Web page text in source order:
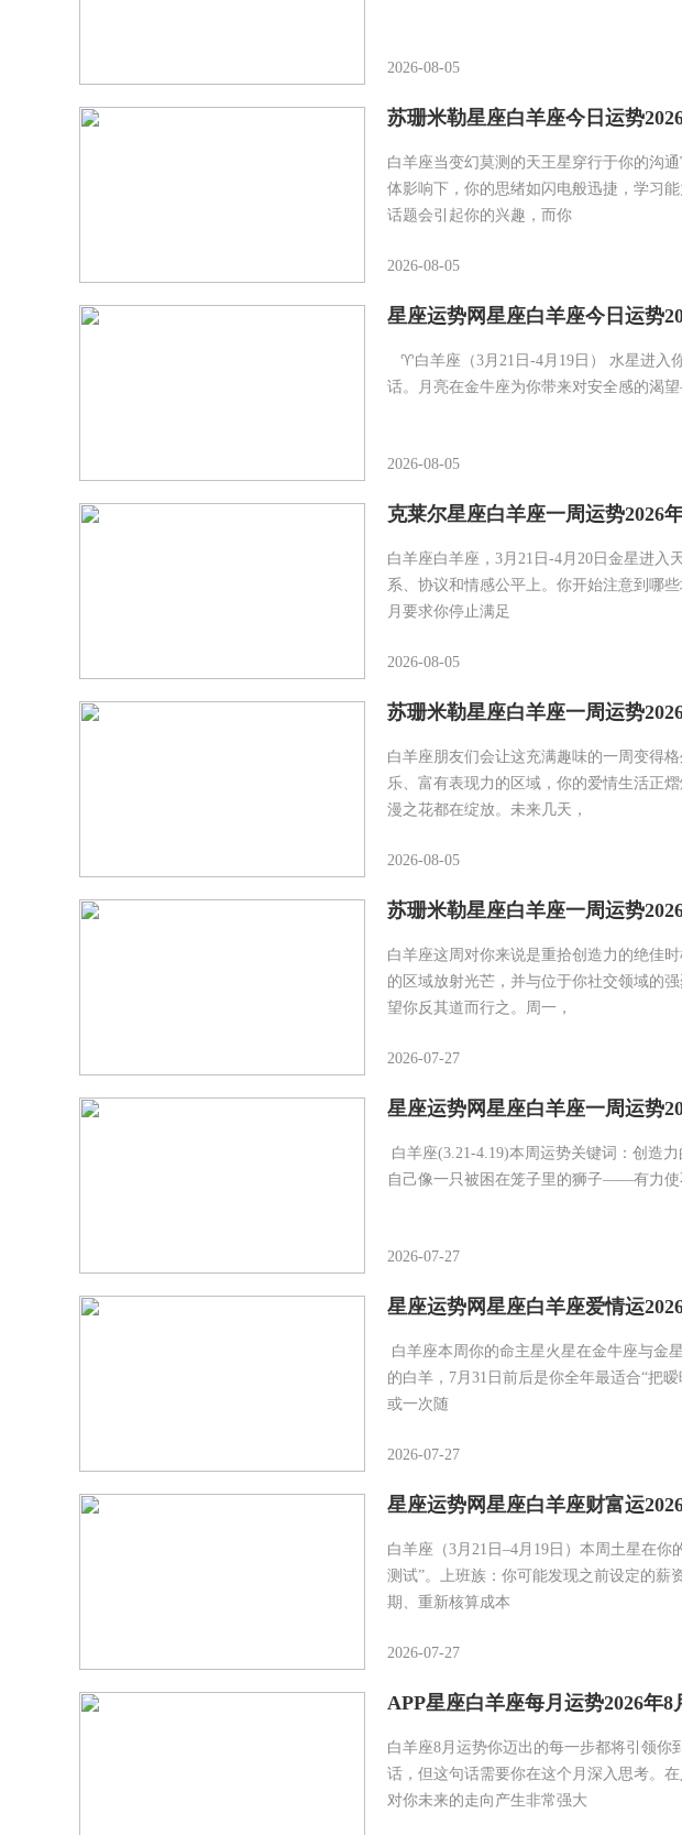
2026-08-05
苏珊米勒星座白羊座今日运势
白羊座当变幻莫测的天王星穿行于你的沟
体影响下，你的思绪如闪电般迅捷，学习
话题会引起你的兴趣，而你
2026-08-05
星座运势网星座白羊座今日运势
♈白羊座（3月21日-4月19日） 水星进入
话。月亮在金牛座为你带来对安全感的渴
2026-08-05
克莱尔星座白羊座一周运势2026
白羊座白羊座，3月21日-4月20日金星进入
系、协议和情感公平上。你开始注意到哪
月要求你停止满足
2026-08-05
苏珊米勒星座白羊座一周运势
白羊座朋友们会让这充满趣味的一周变得
乐、富有表现力的区域，你的爱情生活正
漫之花都在绽放。未来几天，
2026-08-05
苏珊米勒星座白羊座一周运势
白羊座这周对你来说是重拾创造力的绝佳
的区域放射光芒，并与位于你社交领域的
望你反其道而行之。周一，
2026-07-27
星座运势网星座白羊座一周运势
白羊座(3.21-4.19)本周运势关键词：创造
自己像一只被困在笼子里的狮子——有力
2026-07-27
星座运势网星座白羊座爱情运
白羊座本周你的命主星火星在金牛座与金
的白羊，7月31日前后是你全年最适合“把
或一次随
2026-07-27
星座运势网星座白羊座财富运
白羊座（3月21日–4月19日）本周土星在
测试”。上班族：你可能发现之前设定的薪
期、重新核算成本
2026-07-27
APP星座白羊座每月运势2026年8
白羊座8月运势你迈出的每一步都将引领
话，但这句话需要你在这个月深入思考。
对你未来的走向产生非常强大